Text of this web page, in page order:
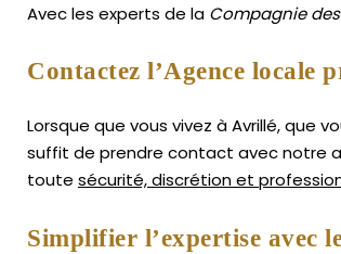
Avec les experts de la Compagnie des
Contactez l’Agence locale
Lorsque que vous vivez à Avrillé, que
suffit de prendre contact avec notre
toute sécurité, discrétion et
Simplifier l’expertise avec